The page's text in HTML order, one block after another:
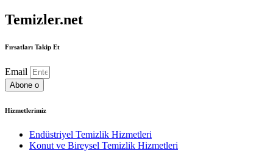
Temizler.net
Fırsatları Takip Et
Email
Abone o
Hizmetlerimiz
Endüstriyel Temizlik Hizmetleri
Konut ve Bireysel Temizlik Hizmetleri